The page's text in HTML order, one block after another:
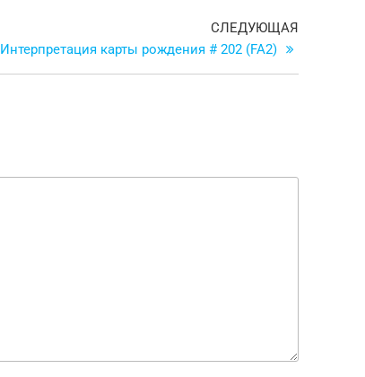
Следующая
СЛЕДУЮЩАЯ
Интерпретация карты рождения # 202 (FA2)